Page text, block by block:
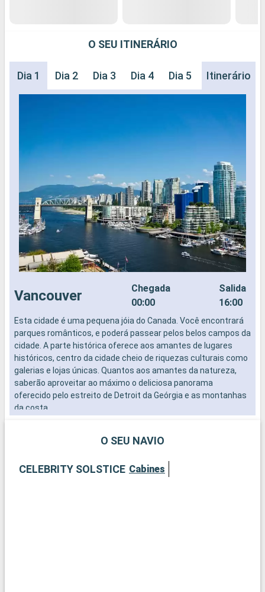
O SEU ITINERÁRIO
Dia 1 Dia 2 Dia 3 Dia 4 Dia 5 Dia 6 Dia
Itinerário
Vancouver
Chegada
00:00
Salida
16:00
Esta cidade é uma pequena jóia do Canada. Você encontrará
parques românticos, e poderá passear pelos belos campos da
cidade. A parte histórica oferece aos amantes de lugares
históricos, centro da cidade cheio de riquezas culturais como
galerias e lojas únicas. Quantos aos amantes da natureza,
saberão aproveitar ao máximo o deliciosa panorama
oferecido pelo estreito de Detroit da Geórgia e as montanhas
da costa.
O SEU NAVIO
CELEBRITY SOLSTICE Cabines